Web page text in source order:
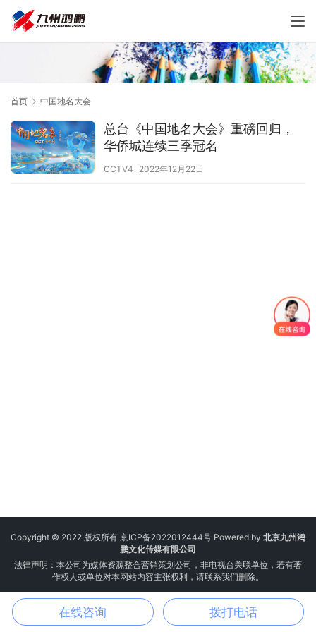
首页 中国地名大会
总台《中国地名大会》重磅回归，
华侨城连续三季冠名
CCTV4 2022年12月22日
Copyright © 2022 版权所有 京ICP备2022012444号 Powered by 北京九州鸿
鹏文化传媒有限公司
法律声明：本公司为媒体资源整合营销策划公司，非电视台关联单位，若有著
作权人或单位对本网站内容主张权利，请联系我们删除。
电话 邮箱 微信 地图
在线咨询 拨打电话